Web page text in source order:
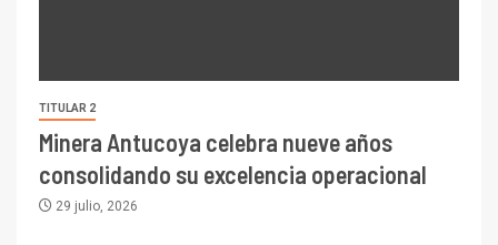
TITULAR 2
Minera Antucoya celebra nueve años
consolidando su excelencia operacional
29 julio, 2026